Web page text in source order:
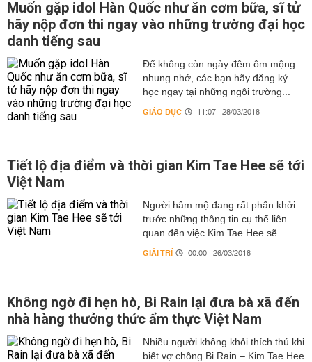
Muốn gặp idol Hàn Quốc như ăn cơm bữa, sĩ tử
hãy nộp đơn thi ngay vào những trường đại học
danh tiếng sau
Để không còn ngày đêm ôm mộng
nhung nhớ, các bạn hãy đăng ký
học ngay tại những ngôi trường...
GIÁO DỤC 11:07 | 28/03/2018
Tiết lộ địa điểm và thời gian Kim Tae Hee sẽ tới
Việt Nam
Người hâm mộ đang rất phấn khởi
trước những thông tin cụ thể liên
quan đến việc Kim Tae Hee sẽ...
GIẢI TRÍ 00:00 | 26/03/2018
Không ngờ đi hẹn hò, Bi Rain lại đưa bà xã đến
nhà hàng thưởng thức ẩm thực Việt Nam
Nhiều người không khỏi thích thú khi
biết vợ chồng Bi Rain – Kim Tae Hee